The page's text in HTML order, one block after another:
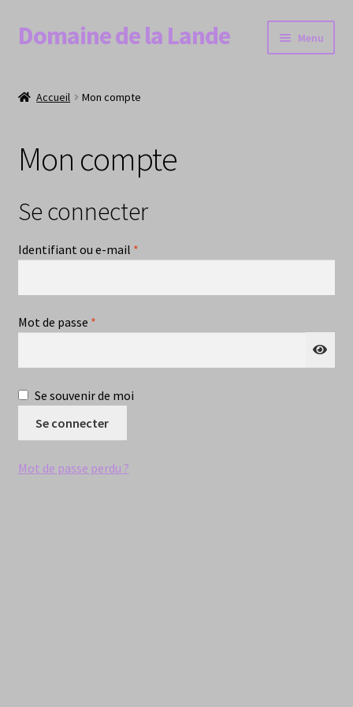
Aller
à
navigation
Aller
au
Domaine de la Lande Menu
𝗕𝗢𝗨𝗧𝗜𝗤𝗨𝗘
𝗔𝗖𝗧𝗨𝗔𝗟𝗜𝗧𝗘𝗦
𝗖𝗢𝗡𝗧𝗔𝗖𝗧
Accueil Mon compte
Mon compte
Se connecter
Identifiant ou e-mail *Obligatoire
Mot de passe *Obligatoire
Se souvenir de moi
Se connecter
Mot de passe perdu ?